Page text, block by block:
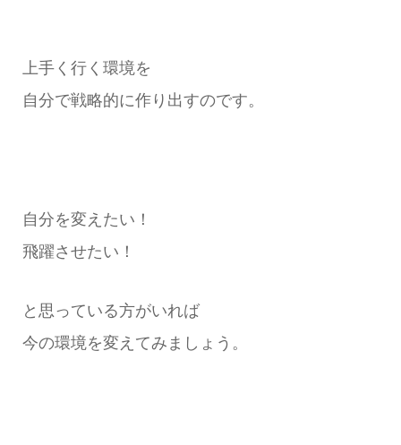
上手く行く環境を
自分で戦略的に作り出すのです。
自分を変えたい！
飛躍させたい！
と思っている方がいれば
今の環境を変えてみましょう。